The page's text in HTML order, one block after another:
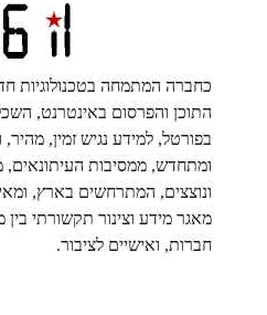
כחברה המתמחה בטכנולוגיות
התוכן והפרסום באינטרנט,
בפורטל, למידע נגיש זמין,
ומתחדש, ממסיבות העיתונאים,
ונוצצים, המתרחשים בארץ,
מאגר מידע וצינור תקשורתי בין
חברות, ואישיים לציבור.